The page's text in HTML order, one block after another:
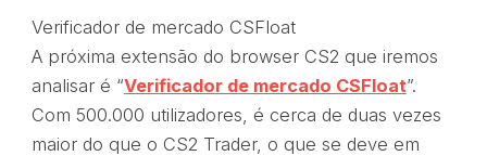
Verificador de mercado CSFloat
A próxima extensão do browser CS2 que iremos
analisar é “Verificador de mercado CSFloat”.
Com 500.000 utilizadores, é cerca de duas vezes
maior do que o CS2 Trader, o que se deve em